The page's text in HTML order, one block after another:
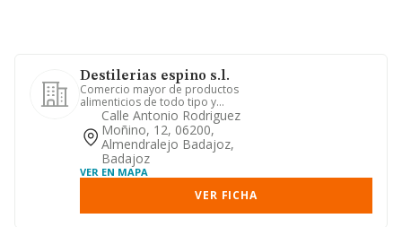
Destilerias espino s.l.
Comercio mayor de productos
alimenticios de todo tipo y
construcciones en general.
Calle Antonio Rodriguez
Moñino, 12, 06200,
Almendralejo Badajoz,
Badajoz
VER EN MAPA
VER FICHA